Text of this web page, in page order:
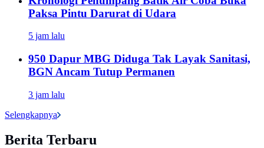
Paksa Pintu Darurat di Udara
5 jam lalu
950 Dapur MBG Diduga Tak Layak Sanitasi,
BGN Ancam Tutup Permanen
3 jam lalu
Selengkapnya
Berita Terbaru